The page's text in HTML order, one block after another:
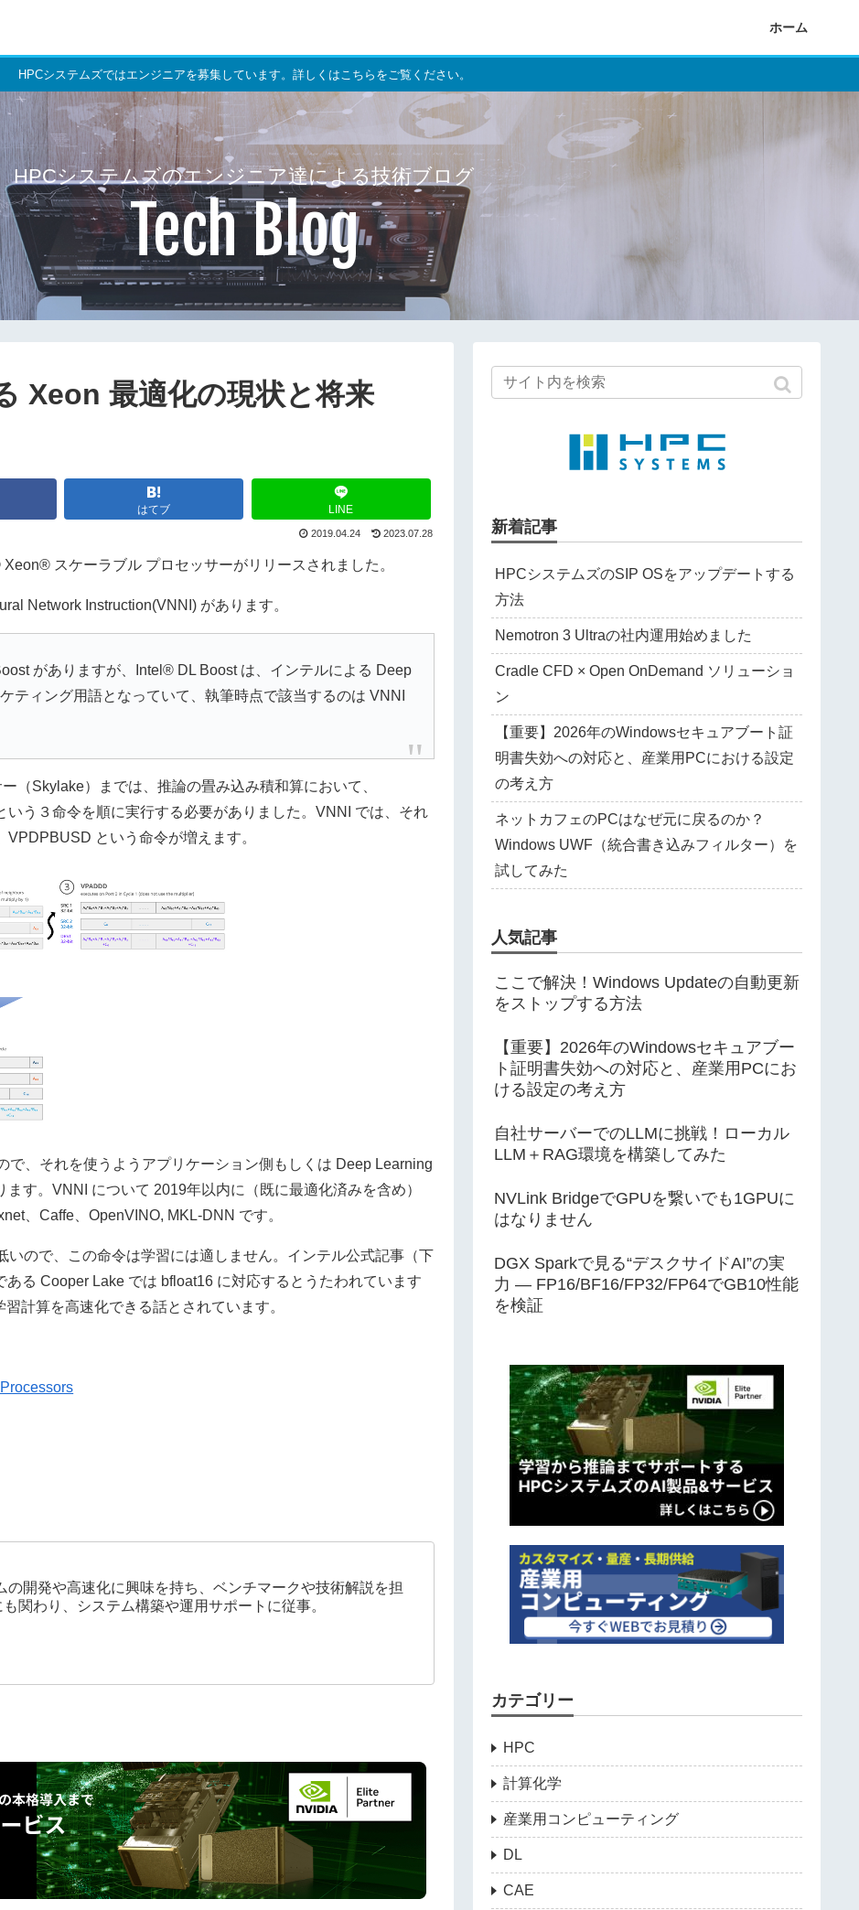
ホーム
HPCシステムズではエンジニアを募集しています。詳しくはこちらをご覧ください。
HPCシステムズのエンジニア達による技術ブログ
Tech Blog
Xeon 最適化の現状と将来
はてブ LINE
2019.04.24 2023.07.28
スケーラブル プロセッサーがリリースされました。
Network Instruction(VNNI) があります。
がありますが、Intel® DL Boost は、インテルによる Deep
ティング用語となっていて、執筆時点で該当するのは VNNI
（Skylake）までは、推論の畳み込み積和算において、
う３命令を順に実行する必要がありました。VNNI では、それ
という命令が増えます。
、それを使うようアプリケーション側もしくは Deep Learning
す。VNNI について 2019年以内に（既に最適化済みを含め）
、Caffe、OpenVINO, MKL-DNN です。
ので、この命令は学習には適しません。インテル公式記事（下
る Cooper Lake では bfloat16 に対応するとうたわれています
計算を高速化できる話とされています。
の開発や高速化に興味を持ち、ベンチマークや技術解説を担
関わり、システム構築や運用サポートに従事。
新着記事
HPCシステムズのSIP OSをアップデートする
方法
Nemotron 3 Ultraの社内運用始めました
Cradle CFD × Open OnDemand ソリューショ
ン
【重要】2026年のWindowsセキュアブート証
明書失効への対応と、産業用PCにおける設定
の考え方
ネットカフェのPCはなぜ元に戻るのか？
Windows UWF（統合書き込みフィルター）を
試してみた
人気記事
ここで解決！Windows Updateの自動更新
をストップする方法
【重要】2026年のWindowsセキュアブー
ト証明書失効への対応と、産業用PCにお
ける設定の考え方
自社サーバーでのLLMに挑戦！ローカル
LLM＋RAG環境を構築してみた
NVLink BridgeでGPUを繋いでも1GPUに
はなりません
DGX Sparkで見る“デスクサイドAI”の実
力 ― FP16/BF16/FP32/FP64でGB10性能
を検証
カテゴリー
HPC
計算化学
産業用コンピューティング
DL
CAE